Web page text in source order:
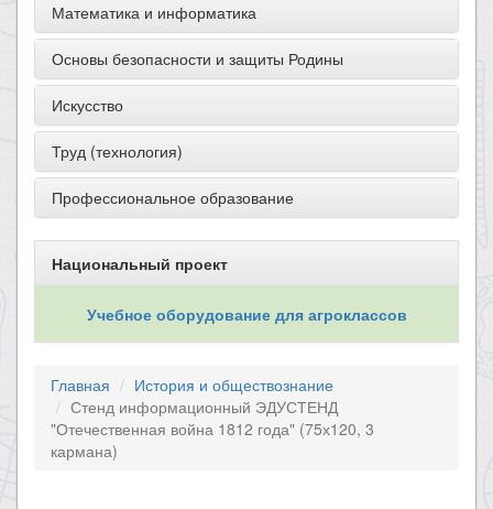
Математика и информатика
Основы безопасности и защиты Родины
Искусство
Труд (технология)
Профессиональное образование
Национальный проект
Учебное оборудование для агроклассов
Главная
История и обществознание
Стенд информационный ЭДУСТЕНД
"Отечественная война 1812 года" (75х120, 3
кармана)